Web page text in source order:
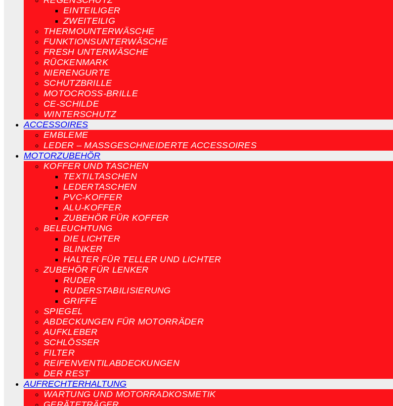
EINTEILIGER
ZWEITEILIG
THERMOUNTERWÄSCHE
FUNKTIONSUNTERWÄSCHE
FRESH UNTERWÄSCHE
RÜCKENMARK
NIERENGURTE
SCHUTZBRILLE
MOTOCROSS-BRILLE
CE-SCHILDE
WINTERSCHUTZ
ACCESSOIRES
EMBLEME
LEDER – MASSGESCHNEIDERTE ACCESSOIRES
MOTORZUBEHÖR
KOFFER UND TASCHEN
TEXTILTASCHEN
LEDERTASCHEN
PVC-KOFFER
ALU-KOFFER
ZUBEHÖR FÜR KOFFER
BELEUCHTUNG
DIE LICHTER
BLINKER
HALTER FÜR TELLER UND LICHTER
ZUBEHÖR FÜR LENKER
RUDER
RUDERSTABILISIERUNG
GRIFFE
SPIEGEL
ABDECKUNGEN FÜR MOTORRÄDER
AUFKLEBER
SCHLÖSSER
FILTER
REIFENVENTILABDECKUNGEN
DER REST
AUFRECHTERHALTUNG
WARTUNG UND MOTORRADKOSMETIK